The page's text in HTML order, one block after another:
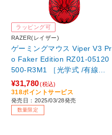
ラッピング可
RAZER(レイザー)
ゲーミングマウス Viper V3 Pr
o Faker Edition RZ01-05120
500-R3M1 ［光学式 /有線／
無線(ワイヤレス) /6ボタン /U
SB］
¥31,780(税込)
318ポイントサービス
発売日：2025/03/28発売
数量限定